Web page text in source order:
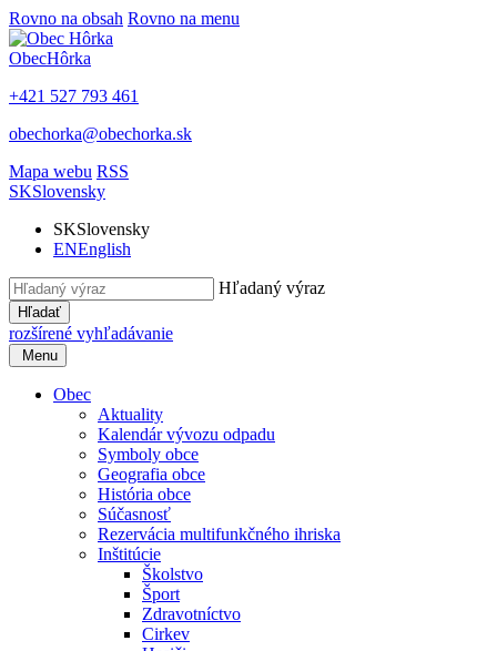
Rovno na obsah Rovno na menu
ObecHôrka
+421 527 793 461
obechorka@obechorka.sk
Mapa webu RSS
SKSlovensky
SKSlovensky
ENEnglish
Hľadaný výraz
Hľadať
rozšírené vyhľadávanie
Menu
Obec
Aktuality
Kalendár vývozu odpadu
Symboly obce
Geografia obce
História obce
Súčasnosť
Rezervácia multifunkčného ihriska
Inštitúcie
Školstvo
Šport
Zdravotníctvo
Cirkev